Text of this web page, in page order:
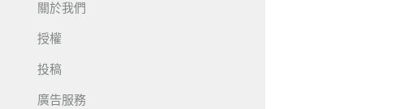
關於我們
授權
投稿
廣告服務